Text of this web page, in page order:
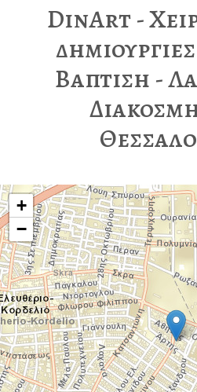
+
−
DinArt -
Βαπτιση -